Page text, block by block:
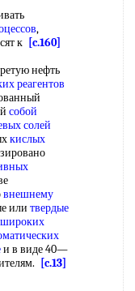
,
к [c.160]
нефть
реагентов
собой
солей
кислых
внешнему
или твердые
широких
и в виде 40—
[c.13]